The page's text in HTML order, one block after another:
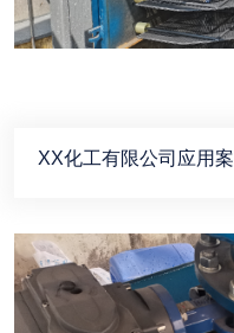
XX化工有限公司应用案